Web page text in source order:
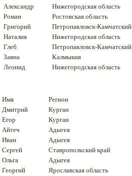
Александр Нижегородская область
Роман Ростовская область
Григорий Петропавловск-Камчатский
Наталия Нижегородская область
Глеб Петропавловск-Камчатский
Заяна Калмыкия
Леонид Нижегородская область
Имя Регион
Дмитрий Курган
Егор Курган
Айтеч Адыгея
Иван Адыгея
Сергей Ставропольский край
Ольга Адыгея
Георгий Ярославская область